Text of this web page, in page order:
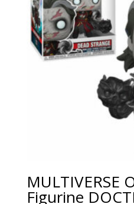
MULTIVERSE
Figurine